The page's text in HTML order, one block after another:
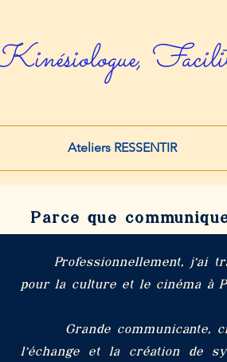
Ateliers RESSENTIR
Parce que
Professionnellement, j’ai
pour la culture et le cinéma à
Grande communicante,
l’échange et la création de